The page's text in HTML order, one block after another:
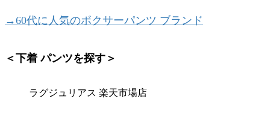
→60代に人気のボクサーパンツ ブランド
＜下着 パンツを探す＞
ラグジュリアス 楽天市場店